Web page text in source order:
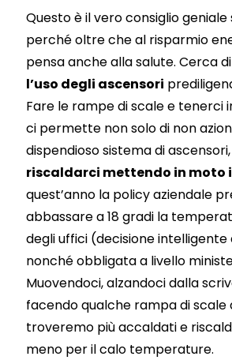
Questo è il vero consiglio
perché oltre che al risparmio
pensa anche alla salute. Cerca di
l’uso degli ascensori
Fare le rampe di scale e tenerci
ci permette non solo di non
dispendioso sistema di
riscaldarci mettendo in moto
quest’anno la policy aziendale
abbassare a 18 gradi la
degli uffici (decisione intelligente
nonché obbligata a livello
Muovendoci, alzandoci dalla
facendo qualche rampa di scale
troveremo più accaldati e
meno per il calo temperature.